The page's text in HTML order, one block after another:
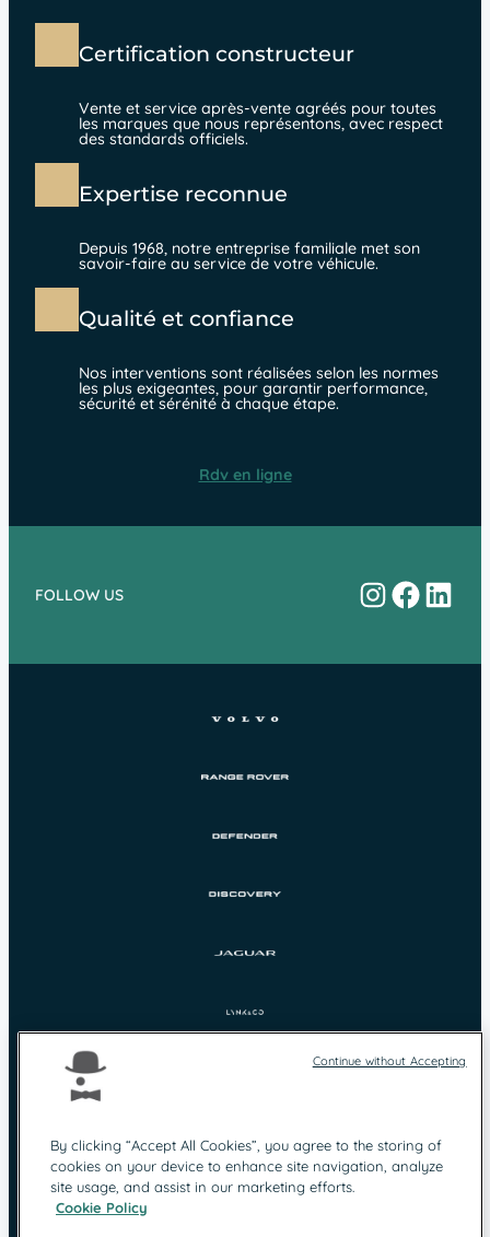
Certification constructeur
Vente et service après-vente agréés pour toutes
les marques que nous représentons, avec respect
des standards officiels.
Expertise reconnue
Depuis 1968, notre entreprise familiale met son
savoir-faire au service de votre véhicule.
Qualité et confiance
Nos interventions sont réalisées selon les normes
les plus exigeantes, pour garantir performance,
sécurité et sérénité à chaque étape.
Rdv en ligne
FOLLOW US Instagram
Protection des
données
Mentions légales
Contact
Politique Qualité &
By clicking “Accept All Cookies”, you agree to the storing of
cookies on your device to enhance site navigation, analyze
site usage, and assist in our marketing efforts.
Cookie Policy
Continue without Accepting